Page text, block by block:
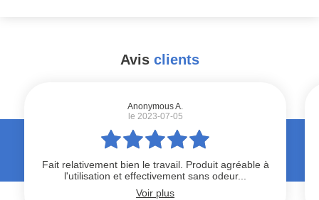
Avis clients
Anonymous A.
le 2023-07-05
Fait relativement bien le travail. Produit agréable à
l'utilisation et effectivement sans odeur...
Voir plus